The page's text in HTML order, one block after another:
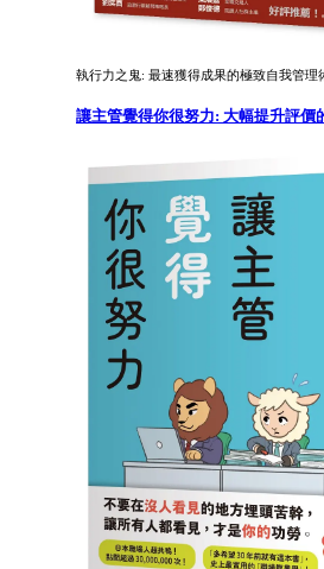
執行力之鬼: 最速獲得成果的極致自我管理
讓主管覺得你很努力: 大幅提升評價